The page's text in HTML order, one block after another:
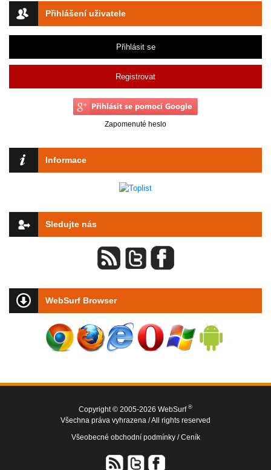
Přihlášení uživatele
Přihlásit se
Registrovat
Zapomenuté heslo
Informace
Sledujte nás
WebSurf Browser
Copyright © 2005-2026 WebSurf ®
Všechna práva vyhrazena / All rights reserved
Všeobecné obchodní podmínky /Ceník